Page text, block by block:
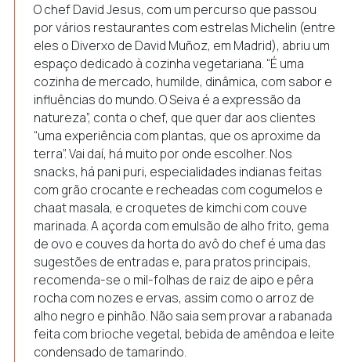
O chef David Jesus, com um percurso que passou
por vários restaurantes com estrelas Michelin (entre
eles o Diverxo de David Muñoz, em Madrid), abriu um
espaço dedicado à cozinha vegetariana. “É uma
cozinha de mercado, humilde, dinâmica, com sabor e
influências do mundo. O Seiva é a expressão da
natureza”, conta o chef, que quer dar aos clientes
“uma experiência com plantas, que os aproxime da
terra”. Vai daí, há muito por onde escolher. Nos
snacks, há pani puri, especialidades indianas feitas
com grão crocante e recheadas com cogumelos e
chaat masala, e croquetes de kimchi com couve
marinada. A açorda com emulsão de alho frito, gema
de ovo e couves da horta do avô do chef é uma das
sugestões de entradas e, para pratos principais,
recomenda-se o mil-folhas de raiz de aipo e pêra
rocha com nozes e ervas, assim como o arroz de
alho negro e pinhão. Não saia sem provar a rabanada
feita com brioche vegetal, bebida de amêndoa e leite
condensado de tamarindo.